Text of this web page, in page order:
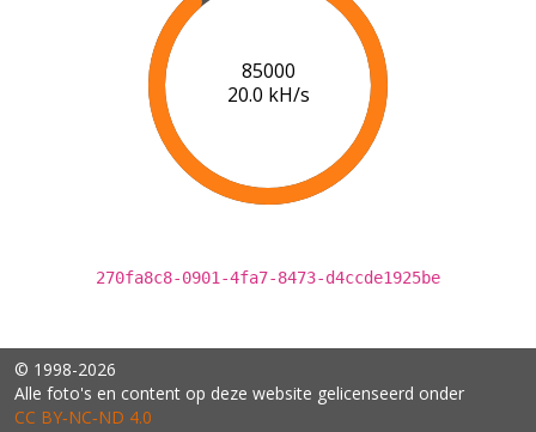
86000
20.1 kH/s
270fa8c8-0901-4fa7-8473-d4ccde1925be
© 1998-2026
Alle foto's en content op deze website gelicenseerd onder
CC BY‑NC‑ND 4.0